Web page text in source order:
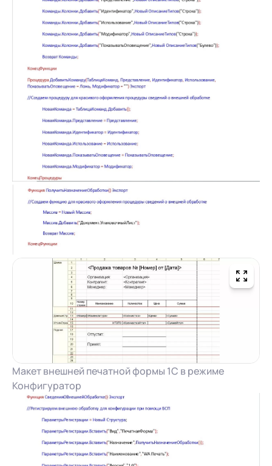
Макет внешней печатной формы 1С в режиме
Конфигуратор